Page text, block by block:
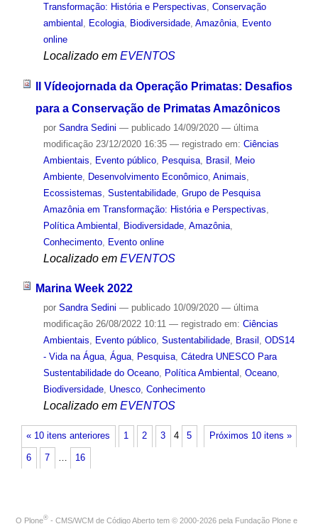
Transformação: História e Perspectivas Conservação
ambiental
Ecologia, Biodiversidade, Amazônia,
Evento
online
Localizado em EVENTOS
II Vídeojornada da Operação Primatas: Desafios
para a Conservação de Primatas Amazônicos
por Sandra Sedini — publicado14/09/2020 — última
modificação23/12/2020 16:35 — registrado em: Ciências
Ambientais
Evento público, Pesquisa, Brasil
Meio
Ambiente, Desenvolvimento Econômico, Animais
Ecossistemas Sustentabilidade, Grupo de Pesquisa
Amazônia em Transformação: História e Perspectivas
Política Ambiental
Biodiversidade, Amazônia,
Conhecimento, Evento online
Localizado em EVENTOS
Marina Week 2022
por Sandra Sedini — publicado10/09/2020 — última
modificação26/08/2022 10:11 — registrado em: Ciências
Ambientais, Evento público, Sustentabilidade, Brasil , ODS14
- Vida na Água, Água, Pesquisa, Cátedra UNESCO Para
Sustentabilidade do Oceano, Política Ambiental , Oceano,
Biodiversidade, Unesco, Conhecimento
Localizado em EVENTOS
« 10 itens anteriores Próximos 10 itens »
1 2 3 4 5
6 7 … 16
O Plone® - CMS/WCM de Código Aberto tem © 2000-2026 pela Fundação Plone e